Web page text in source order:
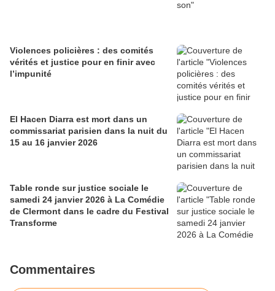
Violences policières : des comités
vérités et justice pour en finir avec
l’impunité
El Hacen Diarra est mort dans un
commissariat parisien dans la nuit du
15 au 16 janvier 2026
Table ronde sur justice sociale le
samedi 24 janvier 2026 à La Comédie
de Clermont dans le cadre du Festival
Transforme
Commentaires